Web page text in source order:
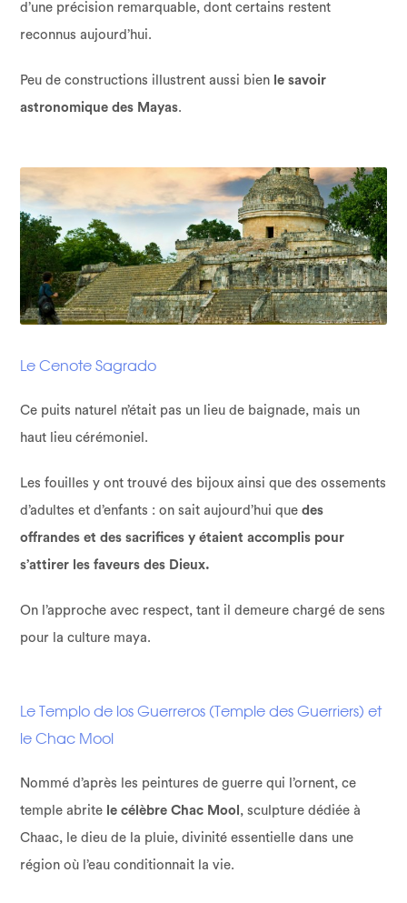
d’une précision remarquable, dont certains restent
reconnus aujourd’hui.
Peu de constructions illustrent aussi bien le savoir
astronomique des Mayas.
Le Cenote Sagrado
Ce puits naturel n’était pas un lieu de baignade, mais un
haut lieu cérémoniel.
Les fouilles y ont trouvé des bijoux ainsi que des ossements
d’adultes et d’enfants : on sait aujourd’hui quedes
offrandes et des sacrifices y étaient accomplis pour
s’attirer les faveurs des Dieux.
On l’approche avec respect, tant il demeure chargé de sens
pour la culture maya.
Le Templo de los Guerreros (Temple des Guerriers) et
le Chac Mool
Nommé d’après les peintures de guerre qui l’ornent, ce
temple abrite le célèbre Chac Mool , sculpture dédiée à
Chaac, le dieu de la pluie, divinité essentielle dans une
région où l’eau conditionnait la vie.